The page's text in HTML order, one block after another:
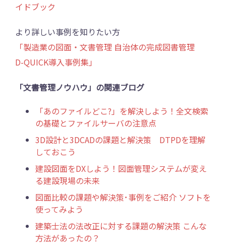
イドブック
より詳しい事例を知りたい方
「製造業の図面・文書管理 自治体の完成図書管理
D-QUICK導入事例集」
「文書管理ノウハウ」の関連ブログ
「あのファイルどこ?」を解決しよう！全文検索
の基礎とファイルサーバの注意点
3D設計と3DCADの課題と解決策 DTPDを理解
しておこう
建設図面をDXしよう！図面管理システムが変え
る建設現場の未来
図面比較の課題や解決策･事例をご紹介 ソフトを
使ってみよう
建築士法の法改正に対する課題の解決策 こんな
方法があったの？